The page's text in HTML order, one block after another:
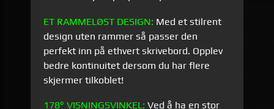
ET RAMMELØST DESIGN: Med et stilrent
design uten rammer så passer den
perfekt inn på ethvert skrivebord. Opplev
bedre kontinuitet dersom du har flere
skjermer tilkoblet!
178° VISNINGSVINKEL: Ved å ha en stor